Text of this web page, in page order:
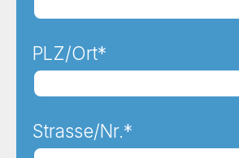
PLZ/Ort*
Strasse/Nr.*